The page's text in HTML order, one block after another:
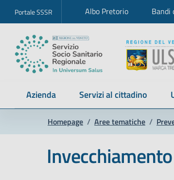
Portale SSSR Albo Pretorio Bandi
Azienda Servizi al cittadino
Homepage / Aree tematiche /